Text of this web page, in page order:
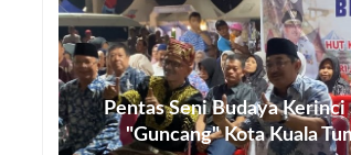
Pentas Seni Budaya Kerinci
"Guncang" Kota Kuala